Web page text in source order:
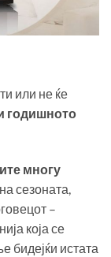
или не ќе
годишното
многу
сезоната,
–
која се
бидејќи истата